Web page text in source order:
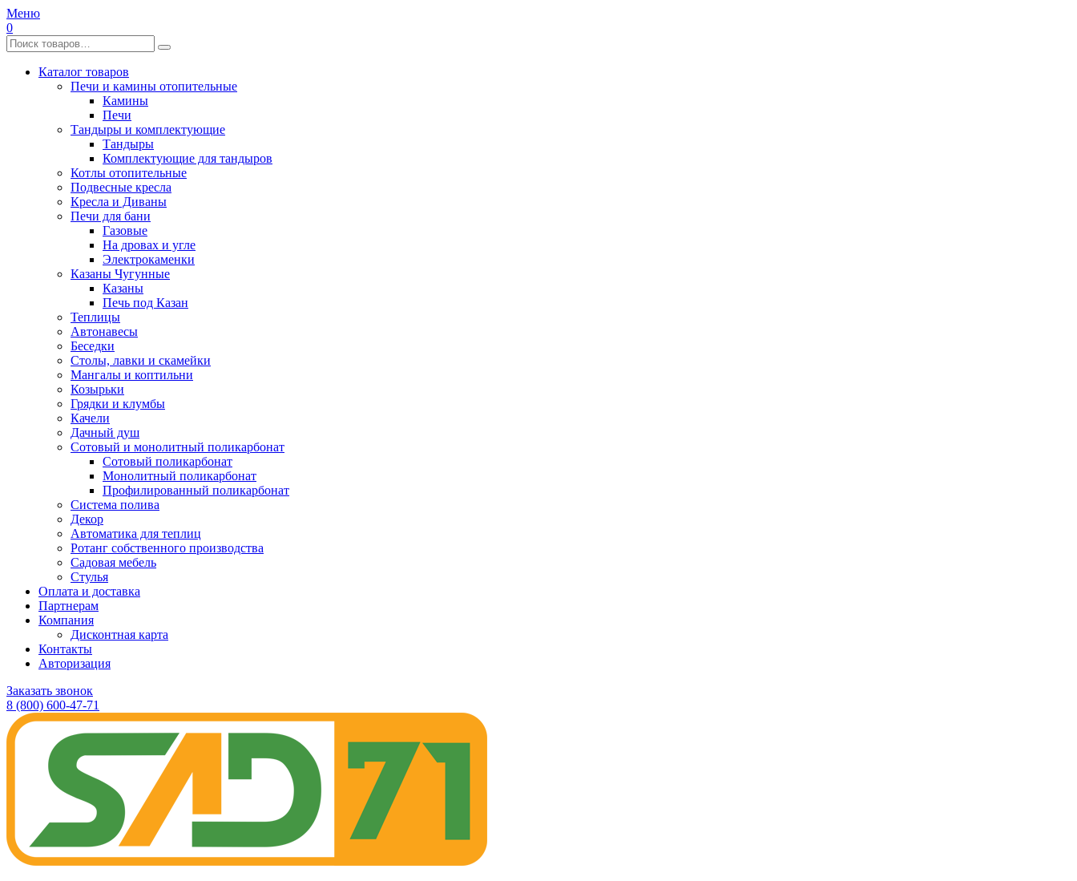
Меню
0
Каталог товаров
Печи и камины отопительные
Камины
Печи
Тандыры и комплектующие
Тандыры
Комплектующие для тандыров
Котлы отопительные
Подвесные кресла
Кресла и Диваны
Печи для бани
Газовые
На дровах и угле
Электрокаменки
Казаны Чугунные
Казаны
Печь под Казан
Теплицы
Автонавесы
Беседки
Столы, лавки и скамейки
Мангалы и коптильни
Козырьки
Грядки и клумбы
Качели
Дачный душ
Сотовый и монолитный поликарбонат
Сотовый поликарбонат
Монолитный поликарбонат
Профилированный поликарбонат
Система полива
Декор
Автоматика для теплиц
Ротанг собственного производства
Садовая мебель
Стулья
Оплата и доставка
Партнерам
Компания
Дисконтная карта
Контакты
Авторизация
Заказать звонок
8 (800) 600-47-71